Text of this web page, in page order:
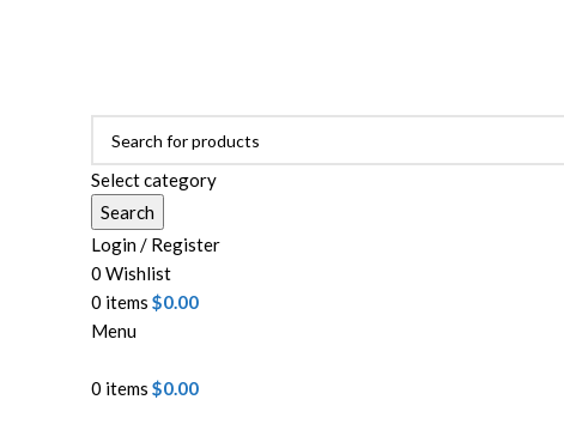
Select category
Search
Login / Register
0 Wishlist
0 items $0.00
Menu
0 items $0.00